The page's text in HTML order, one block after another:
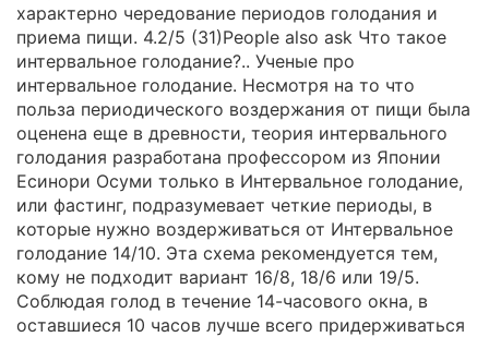
характерно чередование периодов голодания и
приема пищи. 4.2/5 (31)People also ask Что такое
интервальное голодание?.. Ученые про
интервальное голодание. Несмотря на то что
польза периодического воздержания от пищи была
оценена еще в древности, теория интервального
голодания разработана профессором из Японии
Есинори Осуми только в Интервальное голодание,
или фастинг, подразумевает четкие периоды, в
которые нужно воздерживаться от Интервальное
голодание 14/10. Эта схема рекомендуется тем,
кому не подходит вариант 16/8, 18/6 или 19/5.
Соблюдая голод в течение 14-часового окна, в
оставшиеся 10 часов лучше всего придерживаться